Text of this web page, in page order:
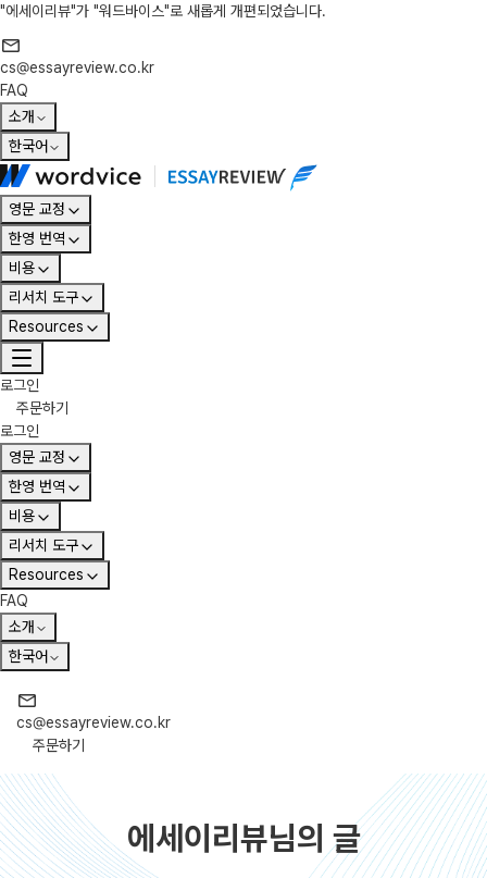
"에세이리뷰"가 "워드바이스"로 새롭게 개편되었습니다.
cs@essayreview.co.kr
FAQ
소개
한국어
영문 교정
한영 번역
비용
리서치 도구
Resources
로그인
주문하기
로그인
영문 교정
한영 번역
비용
리서치 도구
Resources
FAQ
소개
한국어
cs@essayreview.co.kr
주문하기
에세이리뷰님의 글